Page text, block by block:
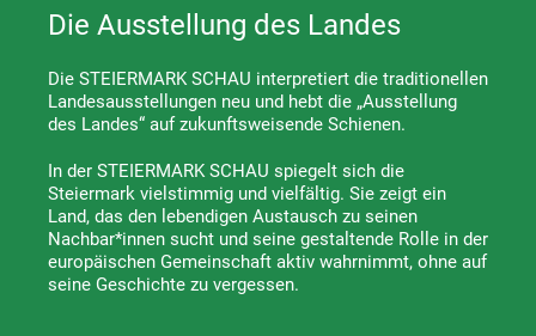
Die Ausstellung des Landes
Die STEIERMARK SCHAU interpretiert die traditionellen
Landesausstellungen neu und hebt die „Ausstellung
des Landes“ auf zukunftsweisende Schienen.
In der STEIERMARK SCHAU spiegelt sich die
Steiermark vielstimmig und vielfältig. Sie zeigt ein
Land, das den lebendigen Austausch zu seinen
Nachbar*innen sucht und seine gestaltende Rolle in der
europäischen Gemeinschaft aktiv wahrnimmt, ohne auf
seine Geschichte zu vergessen.